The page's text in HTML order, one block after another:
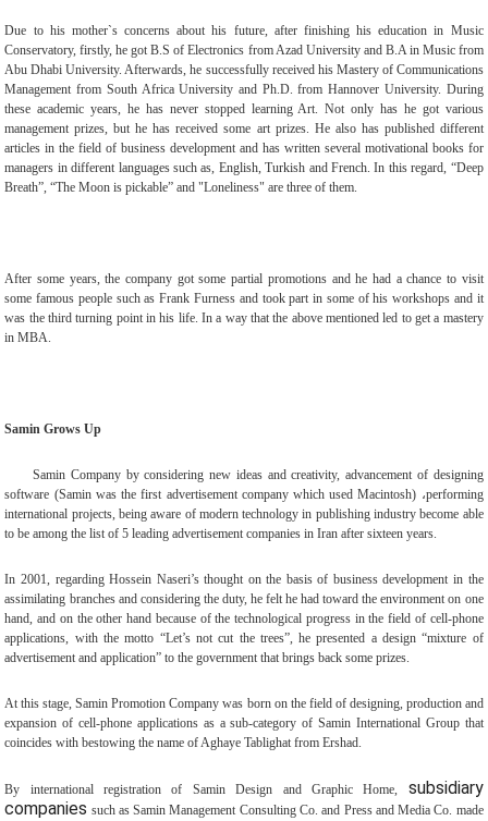
Due to his mother`s concerns about his future, after finishing his education in Music
Conservatory, firstly, he got B.S of Electronics from Azad University and B.A in Music from
Abu Dhabi University. Afterwards, he successfully received his Mastery of Communications
Management from South Africa University and Ph.D. from Hannover University. During
these academic years, he has never stopped learning Art. Not only has he got various
management prizes, but he has received some art prizes. He also has published different
articles in the field of business development and has written several motivational books for
managers in different languages such as, English, Turkish and French. In this regard, “Deep
Breath”, “The Moon is pickable” and "Loneliness" are three of them.
After some years, the company got some partial promotions and he had a chance to visit
some famous people such as Frank Furness and took part in some of his workshops and it
was the third turning point in his life. In a way that the above mentioned led to get a mastery
in MBA.
Samin Grows Up
Samin Company by considering new ideas and creativity, advancement of designing
software (Samin was the first advertisement company which used Macintosh) ،performing
international projects, being aware of modern technology in publishing industry become able
to be among the list of 5 leading advertisement companies in Iran after sixteen years.
In 2001, regarding Hossein Naseri’s thought on the basis of business development in the
assimilating branches and considering the duty, he felt he had toward the environment on one
hand, and on the other hand because of the technological progress in the field of cell-phone
applications, with the motto “Let’s not cut the trees”, he presented a design “mixture of
advertisement and application” to the government that brings back some prizes.
At this stage, Samin Promotion Company was born on the field of designing, production and
expansion of cell-phone applications as a sub-category of Samin International Group that
coincides with bestowing the name of Aghaye Tablighat from Ershad.
By international registration of Samin Design and Graphic Home, subsidiary
companies such as Samin Management Consulting Co. and Press and Media Co. made